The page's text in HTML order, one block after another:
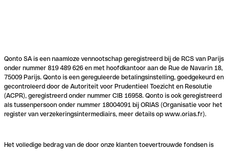
Qonto SA is een naamloze vennootschap geregistreerd bij de RCS van Parijs
onder nummer 819 489 626 en met hoofdkantoor aan de Rue de Navarin 18,
75009 Parijs. Qonto is een gereguleerde betalingsinstelling, goedgekeurd en
gecontroleerd door de Autoriteit voor Prudentieel Toezicht en Resolutie
(ACPR), geregistreerd onder nummer CIB 16958. Qonto is ook geregistreerd
als tussenpersoon onder nummer 18004091 bij ORIAS (Organisatie voor het
register van verzekeringsintermediairs, meer details op www.orias.fr).
Het volledige bedrag van de door onze klanten toevertrouwde fondsen is